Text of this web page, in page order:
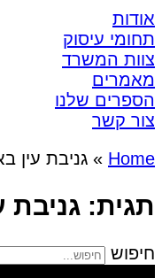
אודות
תחומי עיסוק
צוות המשרד
מאמרים
הספרים שלנו
צור קשר
Home
» גניבת עין
תגית: גניבת
חיפוש